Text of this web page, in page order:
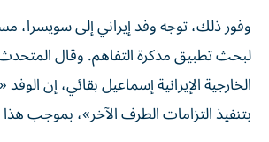
وفور ذلك، توجه وفد إيراني إلى
لبحث تطبيق مذكرة التفاهم. وقال
الخارجية الإيرانية إسماعيل بقائي، إن
بتنفيذ التزامات الطرف الآخر»، بموجب هذا